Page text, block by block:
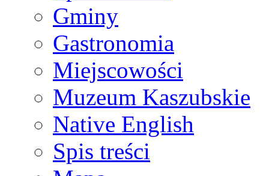
Gminy
Gastronomia
Miejscowości
Muzeum Kaszubskie
Native English
Spis treści